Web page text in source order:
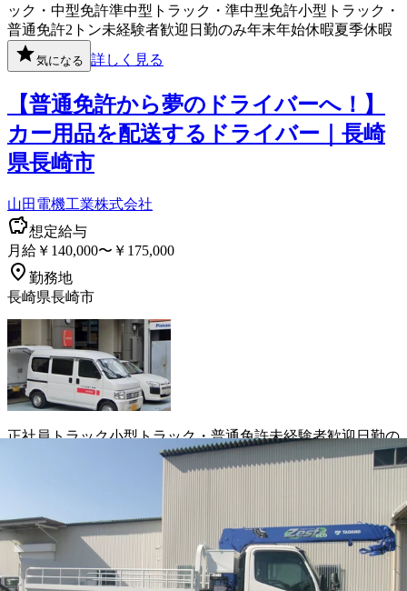
ック・中型免許準中型トラック・準中型免許小型トラック・
普通免許2トン未経験者歓迎 日勤のみ年末年始休暇夏季休暇
気になる 詳しく見る
【普通免許から夢のドライバーへ！】
カー用品を配送するドライバー｜長崎
県長崎市
山田電機工業株式会社
想定給与
月給￥140,000〜￥175,000
勤務地
長崎県長崎市
正社員トラック小型トラック・普通免許未経験者歓迎日勤の
夏季休暇週休2日
【完全週休2日制！】クリーンスタッフ
兼、小型ドライバー｜長崎県長崎市